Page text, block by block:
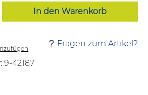
Gib den
In den Warenkorb
Fragen zum Artikel?
9-42187